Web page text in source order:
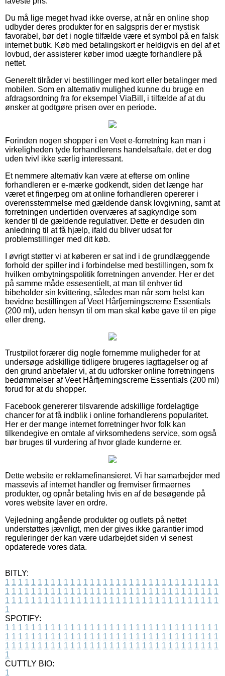
Du må lige meget hvad ikke overse, at når en online shop
udbyder deres produkter for en salgspris der er mystisk
favorabel, bør det i nogle tilfælde være et symbol på en falsk
internet butik. Køb med betalingskort er heldigvis en del af et
lovbud, der assisterer køber imod uægte forhandlere på
nettet.
Generelt tilråder vi bestillinger med kort eller betalinger med
mobilen. Som en alternativ mulighed kunne du bruge en
afdragsordning fra for eksempel ViaBill, i tilfælde af at du
ønsker at godtgøre prisen over en periode.
Forinden nogen shopper i en Veet e-forretning kan man i
virkeligheden tyde forhandlerens handelsaftale, det er dog
uden tvivl ikke særlig interessant.
Et nemmere alternativ kan være at efterse om online
forhandleren er e-mærke godkendt, siden det længe har
været et fingerpeg om at online forhandleren opererer i
overensstemmelse med gældende dansk lovgivning, samt at
forretningen undertiden overværes af sagkyndige som
kender til de gældende regulativer. Dette er desuden din
anledning til at få hjælp, ifald du bliver udsat for
problemstillinger med dit køb.
I øvrigt støtter vi at køberen er sat ind i de grundlæggende
forhold der spiller ind i forbindelse med bestillingen, som fx
hvilken ombytningspolitik forretningen anvender. Her er det
på samme måde essesentielt, at man til enhver tid
bibeholder sin kvittering, således man når som helst kan
bevidne bestillingen af Veet Hårfjerningscreme Essentials
(200 ml), uden hensyn til om man skal købe gave til en pige
eller dreng.
Trustpilot forærer dig nogle fornemme muligheder for at
undersøge adskillige tidligere brugeres iagttagelser og af
den grund anbefaler vi, at du udforsker online forretningens
bedømmelser af Veet Hårfjerningscreme Essentials (200 ml)
forud for at du shopper.
Facebook genererer tilsvarende adskillige fordelagtige
chancer for at få indblik i online forhandlerens popularitet.
Her er der mange internet forretninger hvor folk kan
tilkendegive en omtale af virksomhedens service, som også
bør bruges til vurdering af hvor glade kunderne er.
Dette website er reklamefinansieret. Vi har samarbejder med
massevis af internet handler og fremviser firmaernes
produkter, og opnår betaling hvis en af de besøgende på
vores website laver en ordre.
Vejledning angående produkter og outlets på nettet
understøttes jævnligt, men der gives ikke garantier imod
reguleringer der kan være udarbejdet siden vi senest
opdaterede vores data.
BITLY:
1 1 1 1 1 1 1 1 1 1 1 1 1 1 1 1 1 1 1 1 1 1 1 1 1 1 1 1 1 1 1 1 1
1 1 1 1 1 1 1 1 1 1 1 1 1 1 1 1 1 1 1 1 1 1 1 1 1 1 1 1 1 1 1 1 1
1 1 1 1 1 1 1 1 1 1 1 1 1 1 1 1 1 1 1 1 1 1 1 1 1 1 1 1 1 1 1 1 1
1
SPOTIFY:
1 1 1 1 1 1 1 1 1 1 1 1 1 1 1 1 1 1 1 1 1 1 1 1 1 1 1 1 1 1 1 1 1
1 1 1 1 1 1 1 1 1 1 1 1 1 1 1 1 1 1 1 1 1 1 1 1 1 1 1 1 1 1 1 1 1
1 1 1 1 1 1 1 1 1 1 1 1 1 1 1 1 1 1 1 1 1 1 1 1 1 1 1 1 1 1 1 1 1
1
CUTTLY BIO:
1